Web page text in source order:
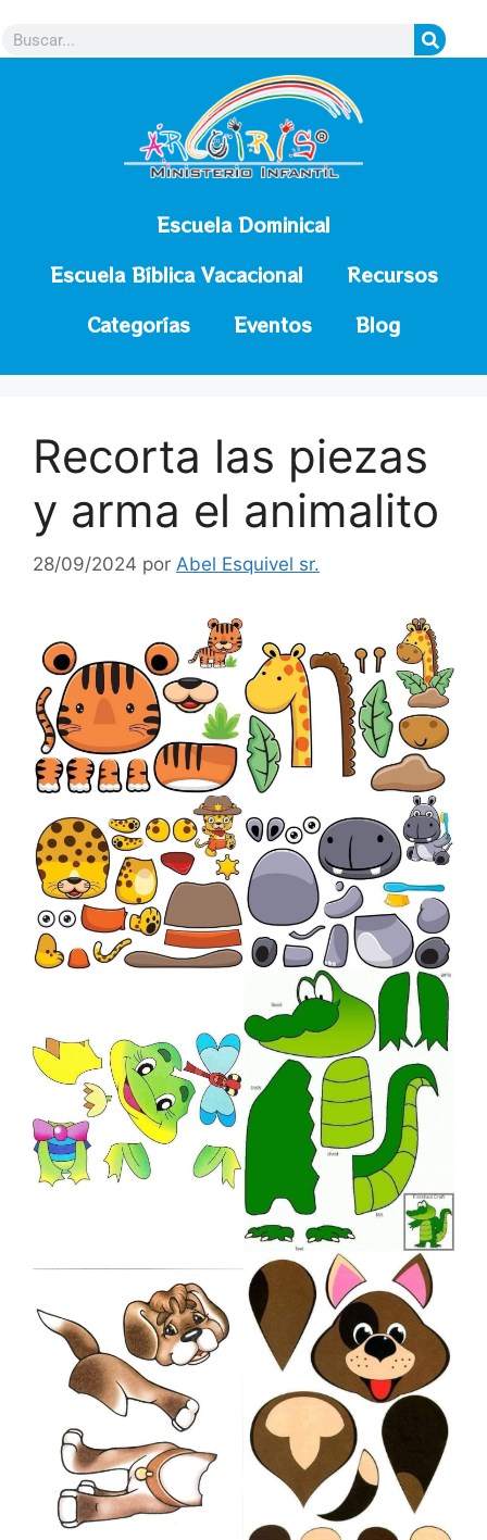
Escuela Dominical
Escuela Bíblica Vacacional
Recursos
Categorías
Eventos Blog
Recorta las piezas
y arma el animalito
28/09/2024 por Abel Esquivel sr.